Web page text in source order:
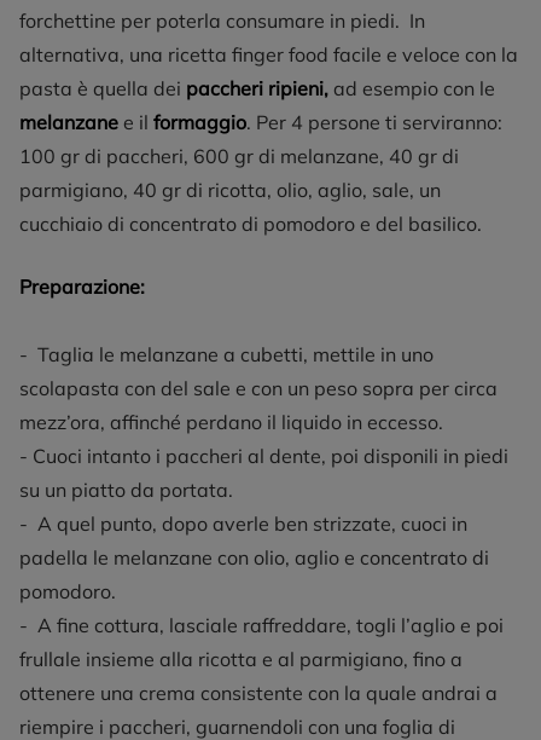
forchettine per poterla consumare in piedi. In
alternativa, una ricetta finger food facile e veloce con la
pasta è quella dei paccheri ripieni, ad esempio con le
melanzane e il formaggio. Per 4 persone ti serviranno:
100 gr di paccheri, 600 gr di melanzane, 40 gr di
parmigiano, 40 gr di ricotta, olio, aglio, sale, un
cucchiaio di concentrato di pomodoro e del basilico.
Preparazione:
- Taglia le melanzane a cubetti, mettile in uno
scolapasta con del sale e con un peso sopra per circa
mezz’ora, affinché perdano il liquido in eccesso.
- Cuoci intanto i paccheri al dente, poi disponili in piedi
su un piatto da portata.
- A quel punto, dopo averle ben strizzate, cuoci in
padella le melanzane con olio, aglio e concentrato di
pomodoro.
- A fine cottura, lasciale raffreddare, togli l’aglio e poi
frullale insieme alla ricotta e al parmigiano, fino a
ottenere una crema consistente con la quale andrai a
riempire i paccheri, guarnendoli con una foglia di